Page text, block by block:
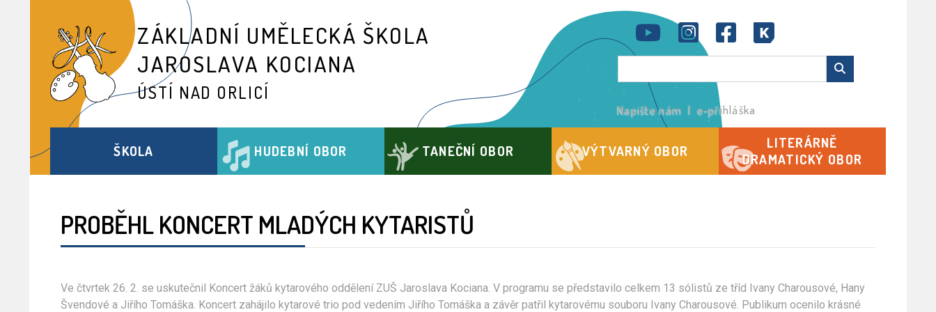
ZÁKLADNÍ UMĚLECKÁ ŠKOLA
JAROSLAVA KOCIANA
ÚSTÍ NAD ORLICÍ
Napište nám |e-přihláška
ŠKOLA HUDEBNÍ OBOR TANEČNÍ OBOR VÝTVARNÝ OBOR
LITERÁRNĚ
DRAMATICKÝ OBOR
PROBĚHL KONCERT MLADÝCH KYTARISTŮ
Ve čtvrtek 26. 2. se uskutečnil Koncert žáků kytarového oddělení ZUŠ Jaroslava Kociana. V programu se představilo celkem 13 sólistů ze tříd Ivany Charousové, Hany
Švendové a Jiřího Tomáška. Koncert zahájilo kytarové trio pod vedením Jiřího Tomáška a závěr patřil kytarovému souboru Ivany Charousové. Publikum ocenilo krásné